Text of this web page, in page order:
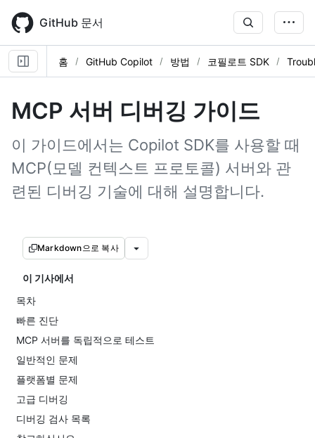
main
content
GitHub 문서
홈 GitHub Copilot 방법 코필로트 SDK
MCP 서버 디버깅 가이드
이 가이드에서는 Copilot SDK를 사용할 때
MCP(모델 컨텍스트 프로토콜) 서버와 관
련된 디버깅 기술에 대해 설명합니다.
Markdown으로 복사
이 기사에서
목차
빠른 진단
MCP 서버를 독립적으로 테스트
일반적인 문제
플랫폼별 문제
고급 디버깅
디버깅 검사 목록